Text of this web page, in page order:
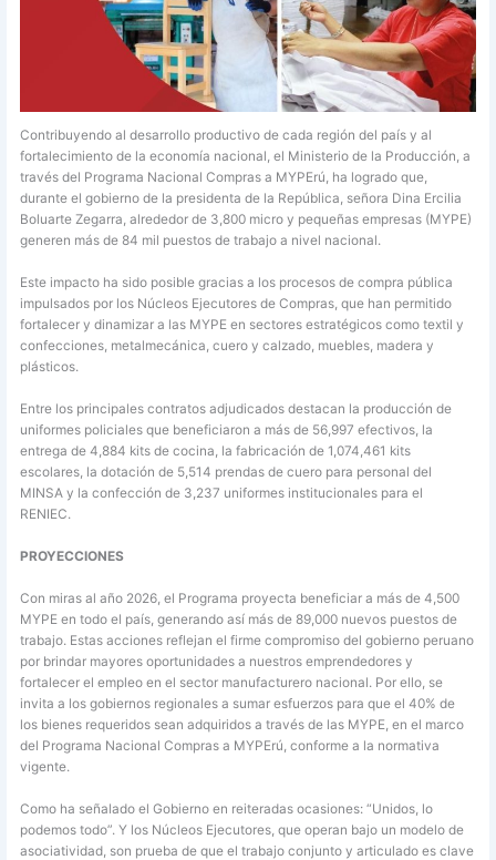
Contribuyendo al desarrollo productivo de cada región del país y al
fortalecimiento de la economía nacional, el Ministerio de la Producción, a
través del Programa Nacional Compras a MYPErú, ha logrado que,
durante el gobierno de la presidenta de la República, señora Dina Ercilia
Boluarte Zegarra, alrededor de 3,800 micro y pequeñas empresas (MYPE)
generen más de 84 mil puestos de trabajo a nivel nacional.
Este impacto ha sido posible gracias a los procesos de compra pública
impulsados por los Núcleos Ejecutores de Compras, que han permitido
fortalecer y dinamizar a las MYPE en sectores estratégicos como textil y
confecciones, metalmecánica, cuero y calzado, muebles, madera y
plásticos.
Entre los principales contratos adjudicados destacan la producción de
uniformes policiales que beneficiaron a más de 56,997 efectivos, la
entrega de 4,884 kits de cocina, la fabricación de 1,074,461 kits
escolares, la dotación de 5,514 prendas de cuero para personal del
MINSA y la confección de 3,237 uniformes institucionales para el
RENIEC.
PROYECCIONES
Con miras al año 2026, el Programa proyecta beneficiar a más de 4,500
MYPE en todo el país, generando así más de 89,000 nuevos puestos de
trabajo. Estas acciones reflejan el firme compromiso del gobierno peruano
por brindar mayores oportunidades a nuestros emprendedores y
fortalecer el empleo en el sector manufacturero nacional. Por ello, se
invita a los gobiernos regionales a sumar esfuerzos para que el 40% de
los bienes requeridos sean adquiridos a través de las MYPE, en el marco
del Programa Nacional Compras a MYPErú, conforme a la normativa
vigente.
Como ha señalado el Gobierno en reiteradas ocasiones: “Unidos, lo
podemos todo”. Y los Núcleos Ejecutores, que operan bajo un modelo de
asociatividad, son prueba de que el trabajo conjunto y articulado es clave